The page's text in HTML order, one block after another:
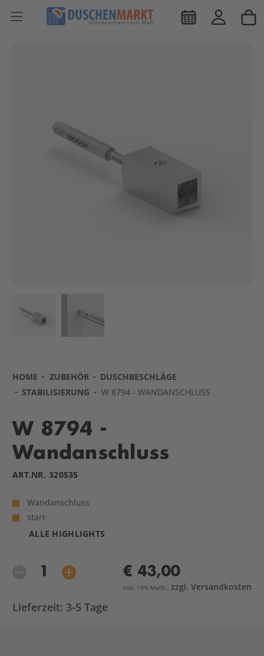
HOME ZUBEHÖR
DUSCHBESCHLÄGE
STABILISIERUNG
W 8794 - WANDANSCHLUSS
W 8794 -
Wandanschluss
ART.NR. 320535
Wandanschluss
starr
ALLE HIGHLIGHTS
€ 43,00
Inkl. 19% MwSt., zzgl. Versandkosten
Lieferzeit: 3-5 Tage